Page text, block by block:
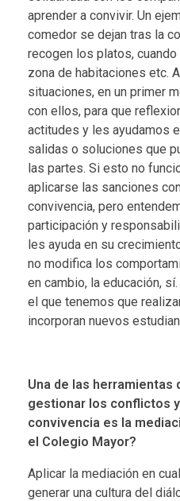
aprender a convivir. Un
comedor se dejan tras la
recogen los platos,
zona de habitaciones etc.
situaciones, en un primer
con ellos, para que
actitudes y les ayudamos
salidas o soluciones que
las partes. Si esto no
aplicarse las sanciones
convivencia, pero
participación y
les ayuda en su
no modifica los
en cambio, la educación,
el que tenemos que
incorporan nuevos
Una de las herramientas
gestionar los conflictos
convivencia es la
el Colegio Mayor?
Aplicar la mediación en
generar una cultura del